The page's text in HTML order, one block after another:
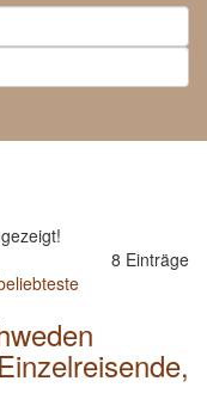
8 Einträge